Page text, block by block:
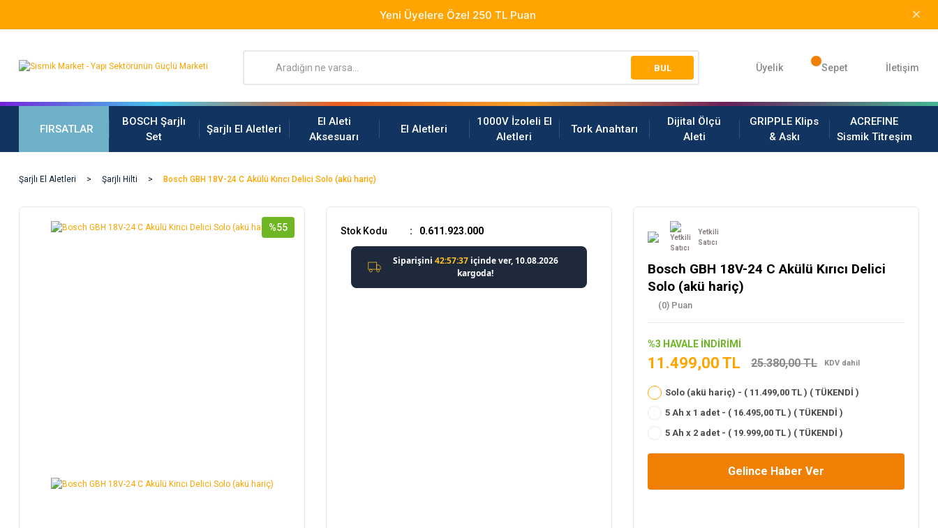
BUL Üyelik Sepet İletişim
FIRSATLAR
BOSCH Şarjlı
Set
Şarjlı El Aletleri
El Aleti
Aksesuarı
El Aletleri
1000V İzoleli El
Aletleri
Tork Anahtarı
Dijital Ölçü
Aleti
GRIPPLE Klips
& Askı
ACREFINE
Sismik Titreşim
Şarjlı El Aletleri Şarjlı Hilti Bosch GBH 18V-24 C Akülü Kırıcı Delici Solo (akü hariç)
%55 Stok Kodu 0.611.923.000
Yetkili
Satıcı
Bosch GBH 18V-24 C Akülü Kırıcı Delici
Solo (akü hariç)
(0) Puan
%3 HAVALE İNDİRİMİ
11.499,00 TL 25.380,00 TL KDV dahil
Solo (akü hariç) - ( 11.499,00 TL ) ( TÜKENDİ )
5 Ah x 1 adet - ( 16.495,00 TL ) ( TÜKENDİ )
5 Ah x 2 adet - ( 19.999,00 TL ) ( TÜKENDİ )
Gelince Haber Ver